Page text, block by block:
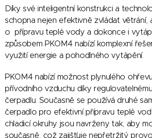
Díky své inteligentní konstrukci a
schopna nejen efektivně zvládat větrání,
o přípravu teplé vody a dokonce i
způsobem PKOM4 nabízí komplexní
využití energie a pohodlného vytápění.
PKOM4 nabízí možnost plynulého
přívodního vzduchu díky
čerpadlu. Současně se používá druhé
čerpadlo pro efektivní přípravu teplé
chladicí okruhy jsou navrženy tak, aby
současně, což zajišťuje nepřetržitý